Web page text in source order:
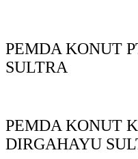
PEMDA KONUT
SULTRA
PEMDA KONUT
DIRGAHAYU